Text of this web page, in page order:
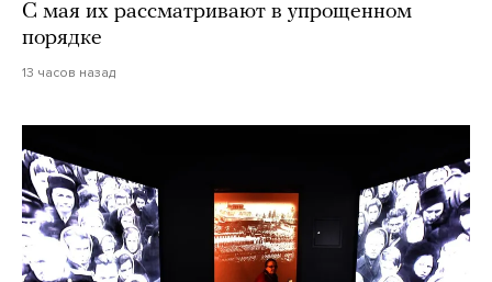
С мая их рассматривают в упрощенном
порядке
13 часов назад